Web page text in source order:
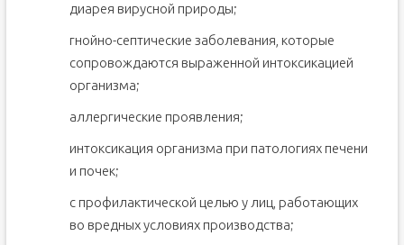
диарея вирусной природы;
гнойно-септические заболевания, которые
сопровождаются выраженной интоксикацией
организма;
аллергические проявления;
интоксикация организма при патологиях печени
и почек;
с профилактической целью у лиц, работающих
во вредных условиях производства;